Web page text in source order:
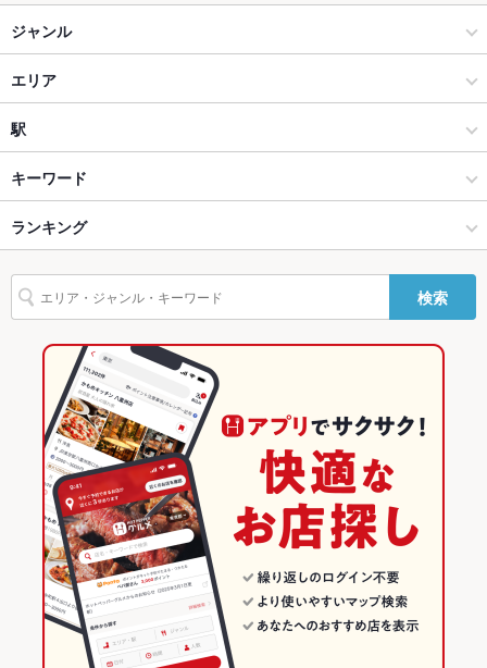
貸切 貸切可 ：要相談
設備
Wi-Fi
バリアフリ
ー
駐車場
TV・プロジ
ェクタ
その他設備 注文方法：タッチパネル
飲み放題 あり ：単品/飲放付コース有
食べ放題 なし
カクテル充実
お子様連れ お子様連れOK
ウェディン
グパーティ
－
ジャンル
焼肉・ホルモン
焼肉
柏・南柏・我孫子 × 焼肉・ホルモン
柏・南柏・我孫子 × 焼肉
江戸川台駅 × 焼肉・ホルモン
江戸川台駅 × 焼肉
エリア
江戸川台
江戸川台 × 焼肉・ホルモン
江戸川台 × 焼肉
千葉
千葉 × 焼肉・ホルモン
千葉 × 焼肉
駅
運河駅
江戸川台駅
流山おおたかの森駅
キーワード
にんにく料理
ランキング
千葉のグルメランキング
千葉の焼肉・ホルモンランキング
柏・南柏・我孫子のグルメランキング
柏・南柏・我孫子の焼肉・ホルモンランキング
江戸川台のグルメランキング
検索